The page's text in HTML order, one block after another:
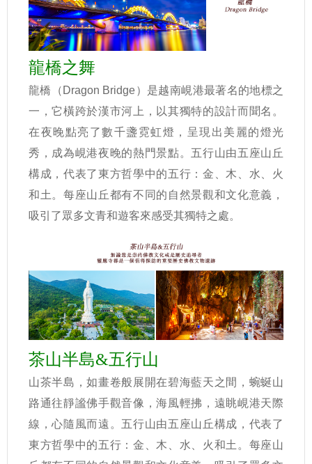
龍橋之舞
龍橋（Dragon Bridge）是越南峴港最著名的地標之
一，它橫跨於漢市河上，以其獨特的設計而聞名。
在夜晚點亮了數千盞霓虹燈，呈現出美麗的燈光
秀，成為峴港夜晚的熱門景點。 五行山由五座山丘
構成，代表了東方哲學中的五行：金、木、水、火
和土。每座山丘都有不同的自然景觀和文化意義，
吸引了眾多文青和遊客來感受其獨特之處。
茶山半島&五行山
山茶半島，如畫卷般展開在碧海藍天之間，蜿蜒山
路通往靜謐佛手觀音像，海風輕拂，遠眺峴港天際
線，心隨風而遠。 五行山由五座山丘構成，代表了
東方哲學中的五行：金、木、水、火和土。每座山